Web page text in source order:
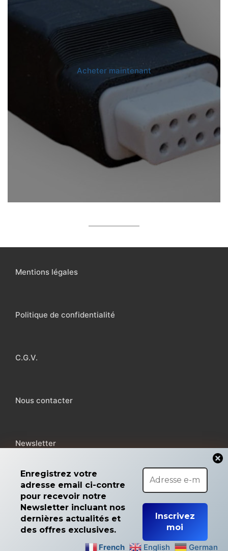
Enregistrez votre
adresse email ci-contre
pour recevoir notre
Newsletter incluant nos
dernières actualités et
des offres exclusives.
Acheter maintenant
Mentions légales
Politique de confidentialité
C.G.V.
Nous contacter
Newsletter
Copyright © 2026 MicroMiga
French English German